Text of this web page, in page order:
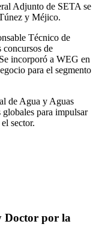
Adjunto de SETA se
y Méjico.
Técnico de
de
incorporó a WEG en
para el segmento
de Agua y Aguas
para impulsar
sector.
Doctor por la